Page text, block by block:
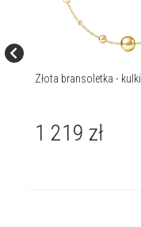
Złota bransoletka - kulki
1 219 zł